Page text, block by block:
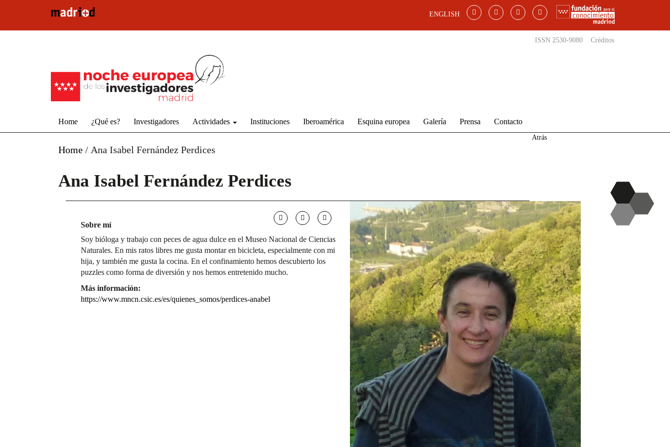
ENGLISH
ISSN 2530-9080 Créditos
Home ¿Qué es? Investigadores Actividades Instituciones Iberoamérica Esquina europea Galería Prensa Contacto
Home / Ana Isabel Fernández Perdices
Atrás
Ana Isabel Fernández Perdices
Sobre mí
Soy bióloga y trabajo con peces de agua dulce en el Museo Nacional de Ciencias
Naturales. En mis ratos libres me gusta montar en bicicleta, especialmente con mi
hija, y también me gusta la cocina. En el confinamiento hemos descubierto los
puzzles como forma de diversión y nos hemos entretenido mucho.
Más información:
https://www.mncn.csic.es/es/quienes_somos/perdices-anabel